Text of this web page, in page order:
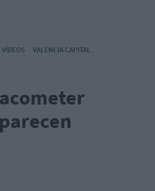
VÍDEOS VALENCIA CAPITAL